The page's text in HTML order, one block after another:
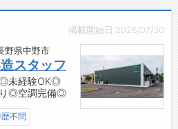
できるまで徹底サポートしますの
ださい
実してます！！＞
給・昇給年1回
80％以上！
制服上下、安全靴）
駐車場完備
場見学あり
ステップアップ】
掲載開始日:2026/07/30
野県中野市
スタッフ
未経験OK◎
◎空調完備◎
不問